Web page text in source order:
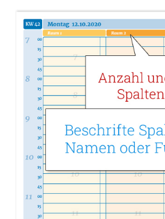
0
0 Bewertungen
Anmelden zum